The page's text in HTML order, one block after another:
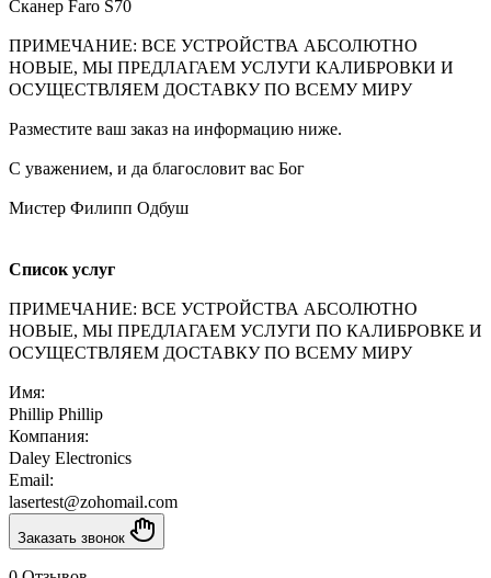
Сканер Faro S70
ПРИМЕЧАНИЕ: ВСЕ УСТРОЙСТВА АБСОЛЮТНО
НОВЫЕ, МЫ ПРЕДЛАГАЕМ УСЛУГИ КАЛИБРОВКИ И
ОСУЩЕСТВЛЯЕМ ДОСТАВКУ ПО ВСЕМУ МИРУ
Разместите ваш заказ на информацию ниже.
С уважением, и да благословит вас Бог
Мистер Филипп Одбуш
Список услуг
ПРИМЕЧАНИЕ: ВСЕ УСТРОЙСТВА АБСОЛЮТНО
НОВЫЕ, МЫ ПРЕДЛАГАЕМ УСЛУГИ ПО КАЛИБРОВКЕ И
ОСУЩЕСТВЛЯЕМ ДОСТАВКУ ПО ВСЕМУ МИРУ
Имя:
Phillip Phillip
Компания:
Daley Electronics
Email:
lasertest@zohomail.com
Заказать звонок